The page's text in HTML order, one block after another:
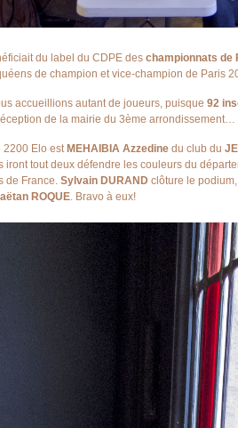
du label du CDPE des championnats de
de champion et vice-champion de Paris
accueillions autant de joueurs, puisque 92
de la mairie du 3ème arrondissement…
2200 Elo est MEHAIBIA Azzedine du club du
iront tout deux défendre les couleurs du
de France. Sylvain DURAND clôture le podium,
ROQUE . Bravo à eux!